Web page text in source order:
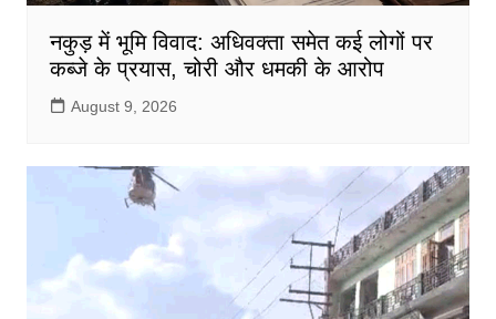
नकुड़ में भूमि विवाद: अधिवक्ता समेत कई लोगों पर
कब्जे के प्रयास, चोरी और धमकी के आरोप
August 9, 2026